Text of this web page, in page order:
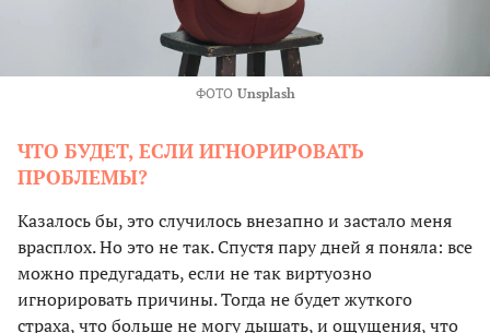
ФОТО Unsplash
ЧТО БУДЕТ, ЕСЛИ ИГНОРИРОВАТЬ
ПРОБЛЕМЫ?
Казалось бы, это случилось внезапно и застало меня
врасплох. Но это не так. Спустя пару дней я поняла: все
можно предугадать, если не так виртуозно
игнорировать причины. Тогда не будет жуткого
страха, что больше не могу дышать, и ощущения, что